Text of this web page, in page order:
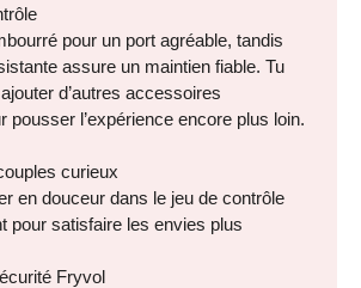
pour un port agréable, tandis
assure un maintien fiable. Tu
d’autres accessoires
pousser l’expérience encore plus loin.
curieux
en douceur dans le jeu de contrôle
pour satisfaire les envies plus
Fryvol